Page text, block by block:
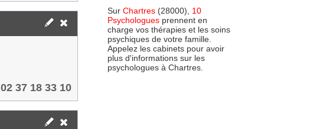
02 37 18 33 10
Sur Chartres (28000), 10
Psychologues prennent en
charge vos thérapies et les soins
psychiques de votre famille.
Appelez les cabinets pour avoir
plus d'informations sur les
psychologues à Chartres.